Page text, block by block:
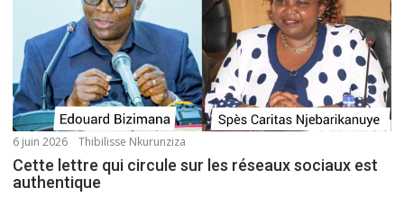
6 juin 2026 Thibilisse Nkurunziza
Cette lettre qui circule sur les réseaux sociaux est
authentique